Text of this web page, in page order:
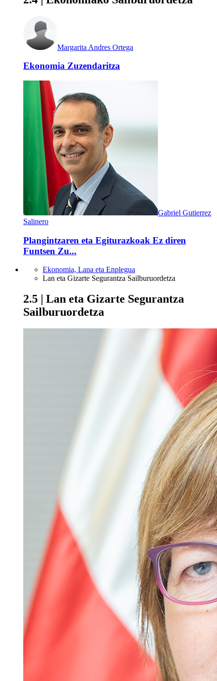
Margarita Andres Ortega
Ekonomia Zuzendaritza
Gabriel Gutierrez
Salinero
Plangintzaren eta Egiturazkoak Ez diren
Funtsen Zu...
Ekonomia, Lana eta Enplegua
Lan eta Gizarte Segurantza Sailburuordetza
2.5 | Lan eta Gizarte Segurantza
Sailburuordetza